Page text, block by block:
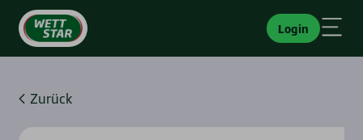
Login
Zurück